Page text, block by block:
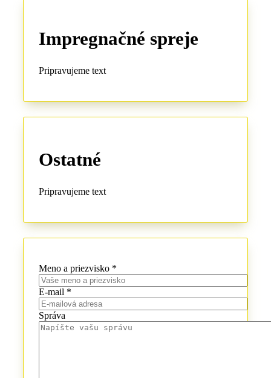
Impregnačné spreje
Pripravujeme text
Ostatné
Pripravujeme text
Meno a priezvisko *
E-mail *
Správa